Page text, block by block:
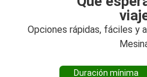
Opciones rápidas, fáciles y
Duración mínima